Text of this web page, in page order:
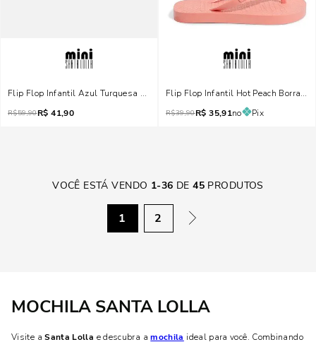
Flip Flop Infantil Azul Turquesa Borracha Flat
R$59,90R$ 41,90
Flip Flop Infantil Hot Peach
R$39,90R$ 35,91no Pix
VOCÊ ESTÁ VENDO 1-36 DE45 PRODUTOS
1 2
MOCHILA SANTA LOLLA
Visite aSanta Lolla e descubra amochila ideal para você. Combinando